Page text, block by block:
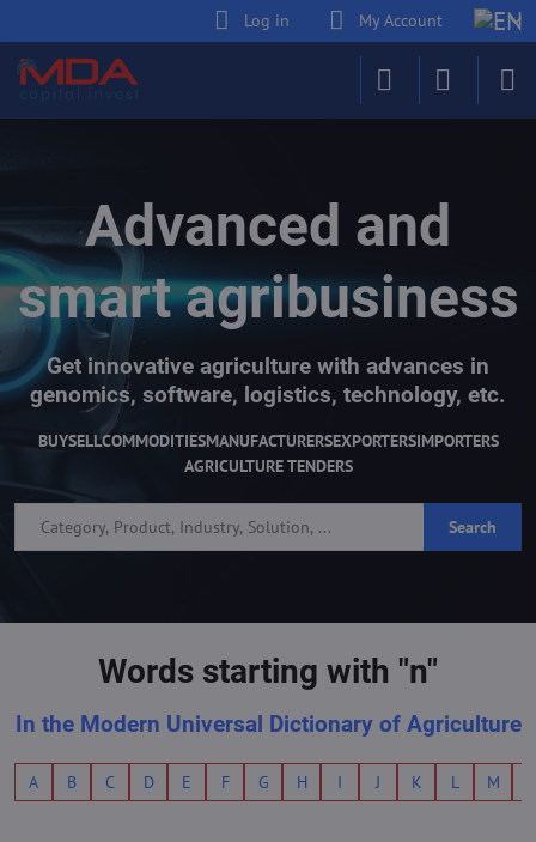
Log in My Account
Advanced and
smart agribusiness
Get innovative agriculture with advances in
genomics, software, logistics, technology, etc.
BUYSELLCOMMODITIESMANUFACTURERSEXPORTERSIMPORTERS
AGRICULTURE TENDERS
Search
Words starting with "n"
In the Modern Universal Dictionary of Agriculture
A B C D E F G H I J K L M